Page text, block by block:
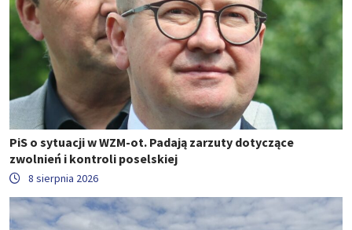
PiS o sytuacji w WZM-ot. Padają zarzuty dotyczące
zwolnień i kontroli poselskiej
8 sierpnia 2026